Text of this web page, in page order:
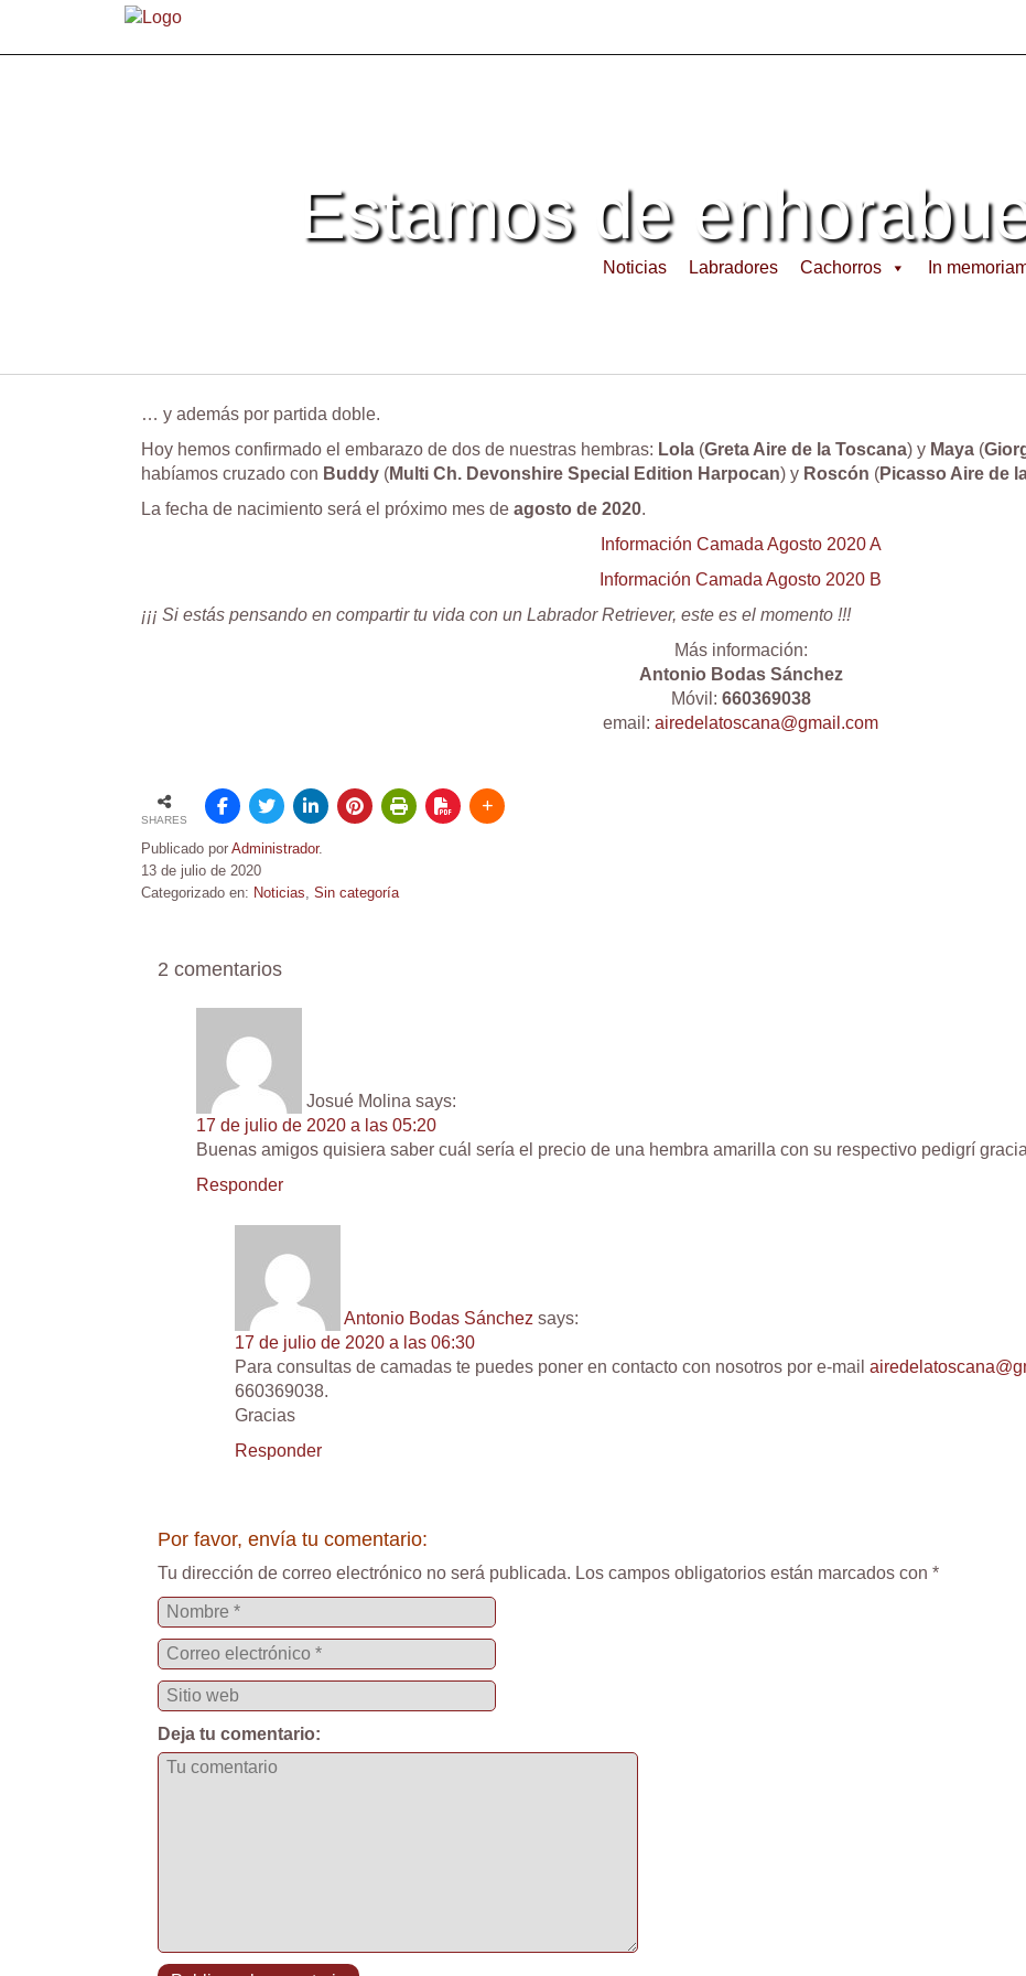
Noticias Labradores Cachorros In
Estamos de
… y además por partida doble.
Hoy hemos confirmado el embarazo de dos de nuestras hembras: Lola (Greta Aire de la Toscana) y Maya (
habíamos cruzado con Buddy (Multi Ch. Devonshire Special Edition Harpocan) y Roscón (Picasso Aire de
La fecha de nacimiento será el próximo mes de agosto de 2020.
Información Camada Agosto 2020 A
Información Camada Agosto 2020 B
¡¡¡ Si estás pensando en compartir tu vida con un Labrador Retriever, este es el momento !!!
Más información:
Antonio Bodas Sánchez
Móvil: 660369038
email: airedelatoscana@gmail.com
SHARES
Publicado por Administrador.
13 de julio de 2020
Categorizado en: Noticias Sin categoría
2 comentarios
Josué Molina says:
17 de julio de 2020 a las 05:20
Buenas amigos quisiera saber cuál sería el precio de una hembra amarilla con su respectivo pedigrí
Responder
Antonio Bodas Sánchez says:
17 de julio de 2020 a las 06:30
Para consultas de camadas te puedes poner en contacto con nosotros por e-mail
660369038.
Gracias
Responder
Por favor, envía tu comentario:
Tu dirección de correo electrónico no será publicada. Los campos obligatorios están marcados con *
Deja tu comentario: